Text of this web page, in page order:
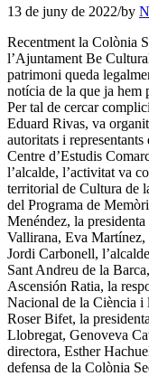
13 de juny de 2022/by
Recentment la Colònia
l’Ajuntament Be
patrimoni queda
notícia de la que ja hem
Per tal de cercar
Eduard Rivas, va
autoritats i
Centre d’Estudis
l’alcalde, l’activitat va
territorial de Cultura de
del Programa de
Menéndez, la
Vallirana, Eva
Jordi Carbonell,
Sant Andreu de la
Ascensión Ratia, la
Nacional de la Ciència
Roser Bifet, la
Llobregat, Genoveva
directora, Esther
defensa de la Colònia